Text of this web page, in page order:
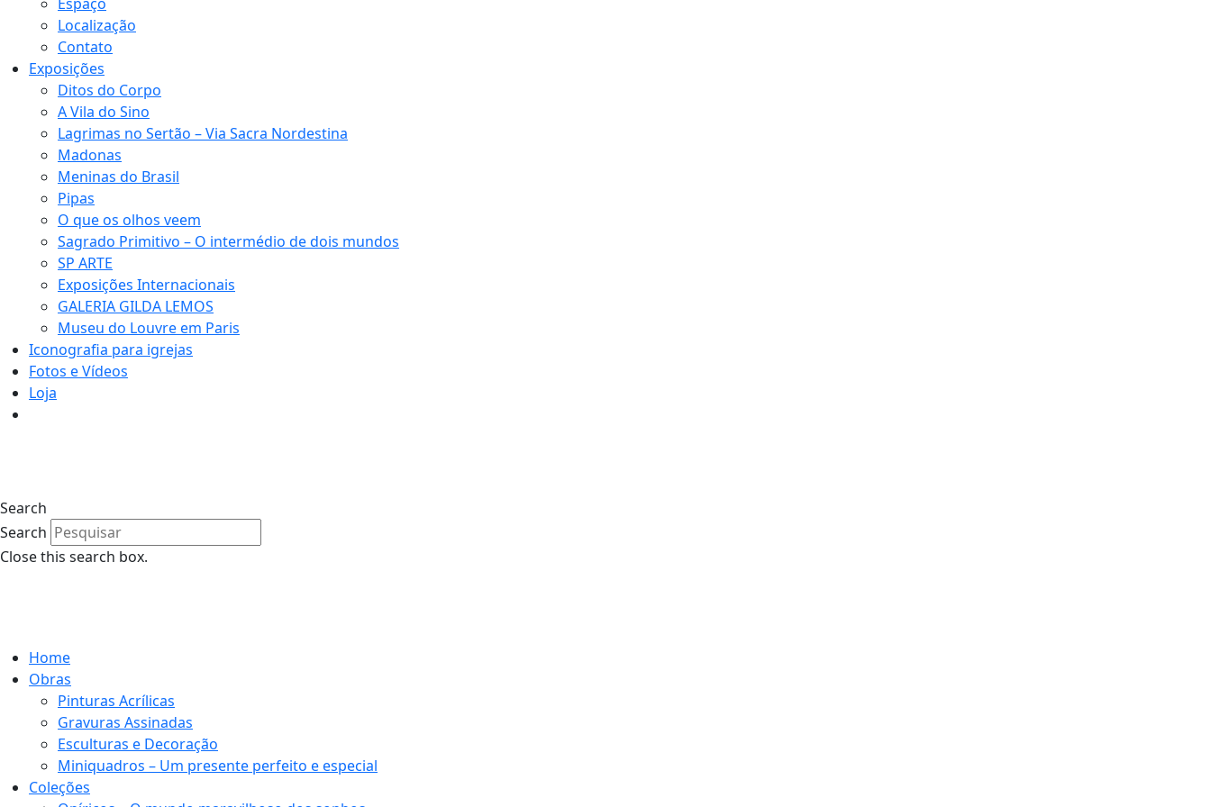
Localização
Contato
Exposições
Ditos do Corpo
A Vila do Sino
Lagrimas no Sertão – Via Sacra Nordestina
Madonas
Meninas do Brasil
Pipas
O que os olhos veem
Sagrado Primitivo – O intermédio de dois mundos
SP ARTE
Exposições Internacionais
GALERIA GILDA LEMOS
Museu do Louvre em Paris
Iconografia para igrejas
Fotos e Vídeos
Loja
Search
Search
Close this search box.
Home
Obras
Pinturas Acrílicas
Gravuras Assinadas
Esculturas e Decoração
Miniquadros – Um presente perfeito e especial
Coleções